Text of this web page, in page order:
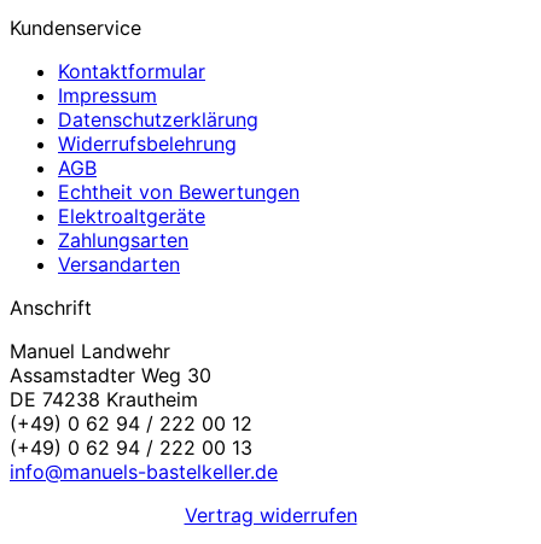
Kundenservice
Kontaktformular
Impressum
Datenschutzerklärung
Widerrufsbelehrung
AGB
Echtheit von Bewertungen
Elektroaltgeräte
Zahlungsarten
Versandarten
Anschrift
Manuel Landwehr
Assamstadter Weg 30
DE 74238 Krautheim
(+49) 0 62 94 / 222 00 12
(+49) 0 62 94 / 222 00 13
info@manuels-bastelkeller.de
Vertrag widerrufen